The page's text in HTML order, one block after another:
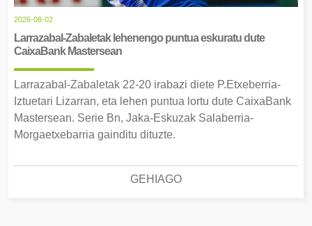
2026-08-02
Larrazabal-Zabaletak lehenengo puntua eskuratu dute
CaixaBank Mastersean
Larrazabal-Zabaletak 22-20 irabazi diete P.Etxeberria-
Iztuetari Lizarran, eta lehen puntua lortu dute CaixaBank
Mastersean. Serie Bn, Jaka-Eskuzak Salaberria-
Morgaetxebarria gainditu dituzte.
GEHIAGO